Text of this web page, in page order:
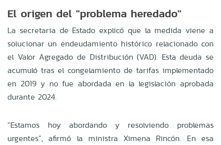
El origen del "problema heredado"
La secretaria de Estado explicó que la medida viene a
solucionar un endeudamiento histórico relacionado con
el Valor Agregado de Distribución (VAD). Esta deuda se
acumuló tras el congelamiento de tarifas implementado
en 2019 y no fue abordada en la legislación aprobada
durante 2024.
“Estamos hoy abordando y resolviendo problemas
urgentes”, afirmó la ministra Ximena Rincón. En esa